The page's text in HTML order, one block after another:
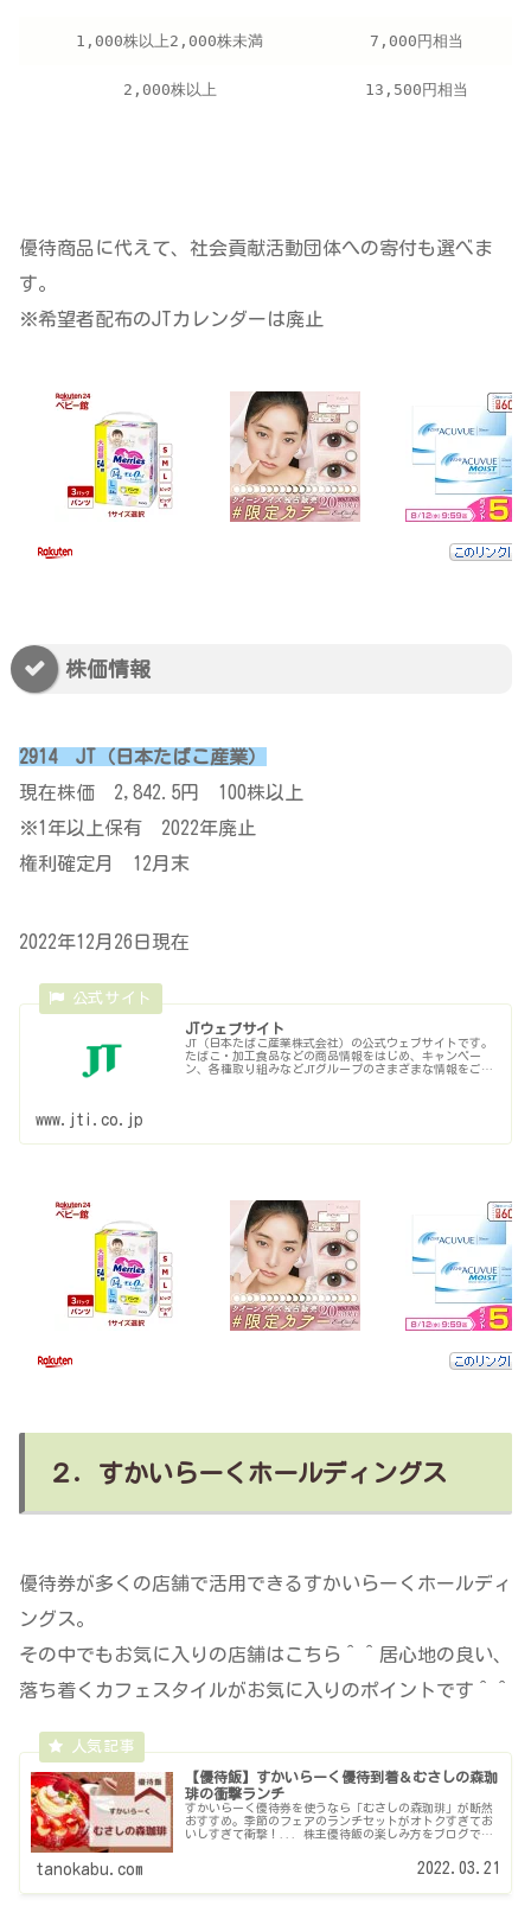
1,000株以上2,000株未満 7,000円相当
2,000株以上 13,500円相当
優待商品に代えて、社会貢献活動団体への寄付も選べま
す。
※希望者配布のJTカレンダーは廃止
株価情報
2914 JT（日本たばこ産業）
現在株価 2,842.5円 100株以上
※1年以上保有 2022年廃止
権利確定月 12月末
2022年12月26日現在
JTウェブサイト
JT（日本たばこ産業株式会社）の公式ウェブサイトです。
たばこ・加工食品などの商品情報をはじめ、キャンペー
ン、各種取り組みなどJTグループのさまざまな情報をご紹
www.jti.co.jp
２．すかいらーくホールディングス
優待券が多くの店舗で活用できるすかいらーくホールディ
ングス。
その中でもお気に入りの店舗はこちら＾＾居心地の良い、
落ち着くカフェスタイルがお気に入りのポイントです＾＾
【優待飯】すかいらーく優待到着＆むさしの森珈
琲の衝撃ランチ
すかいらーく優待券を使うなら「むさしの森珈琲」が断然
おすすめ。季節のフェアのランチセットがオトクすぎてお
いしすぎて衝撃！... 株主優待飯の楽しみ方をブログで紹
tanokabu.com 2022.03.21